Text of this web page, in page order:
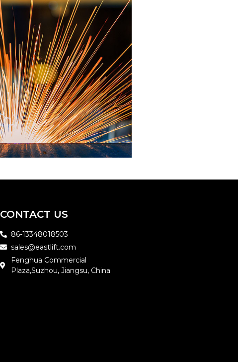
CONTACT US
86-13348018503
sales@eastlift.com
Fenghua Commercial
Plaza,Suzhou, Jiangsu, China